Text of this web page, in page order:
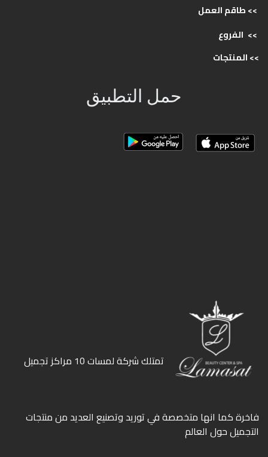
>> طاقمالعمل
>> الفروع
>>المنتجات
حمل التطبيق
ﺗﻤﺘﻠﻚ ﺷﺮﻛﺔ ﻟﻤﺴﺎت 10 ﻣﺮاﻛﺰ ﺗﺠﻤﻴﻞ
ﻓﺎﺧﺮة كما انها ﻣﺘﺨﺼﺼﺔ ﻓﻲ ﺗﻮرﻳﺪ وﺗﺼﻨﻴﻊ اﻟﻌﺪﻳﺪ ﻣﻦ ﻣﻨﺘﺠﺎت
اﻟﺘﺠﻤﻴﻞ ﺣﻮل اﻟﻌﺎﻟﻢ